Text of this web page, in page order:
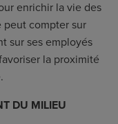
enrichir la vie des
peut compter sur
sur ses employés
la proximité
DU MILIEU